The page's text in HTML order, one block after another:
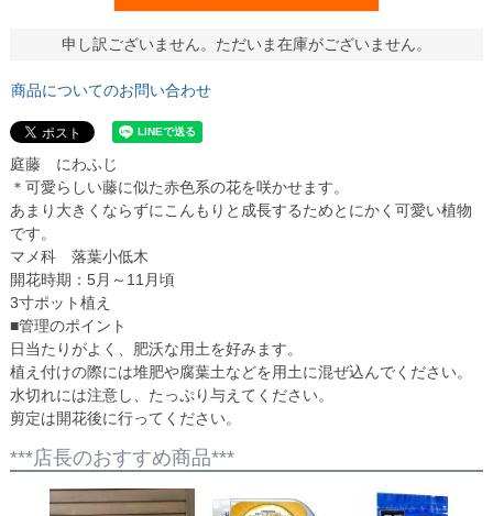
申し訳ございません。ただいま在庫がございません。
商品についてのお問い合わせ
庭藤 にわふじ
＊可愛らしい藤に似た赤色系の花を咲かせます。
あまり大きくならずにこんもりと成長するためとにかく可愛い植物
です。
マメ科 落葉小低木
開花時期：5月～11月頃
3寸ポット植え
■管理のポイント
日当たりがよく、肥沃な用土を好みます。
植え付けの際には堆肥や腐葉土などを用土に混ぜ込んでください。
水切れには注意し、たっぷり与えてください。
剪定は開花後に行ってください。
***店長のおすすめ商品***